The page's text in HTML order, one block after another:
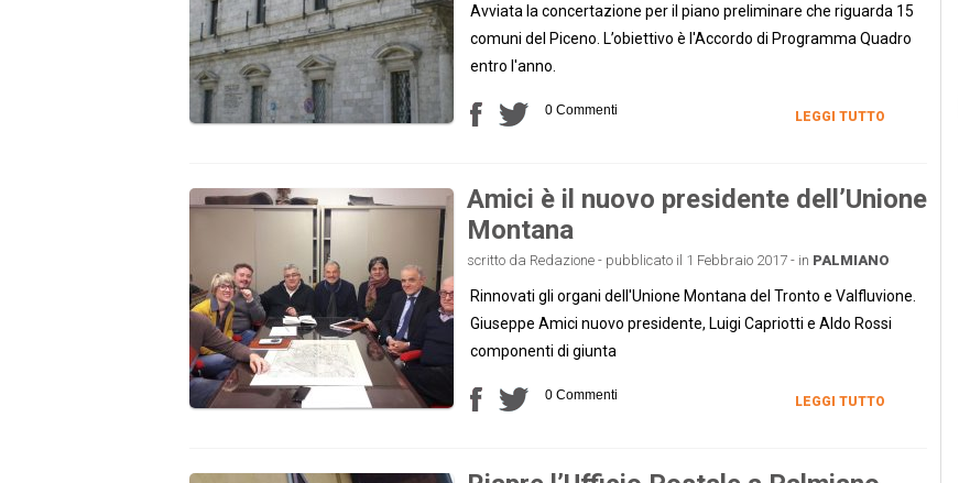
Avviata la concertazione per il piano preliminare che riguarda 15
comuni del Piceno. L’obiettivo è l'Accordo di Programma Quadro
entro l'anno.
0 Commenti LEGGI TUTTO
Amici è il nuovo presidente dell’Unione
Montana
scritto da Redazione - pubblicato il 1 Febbraio 2017 - in PALMIANO
Rinnovati gli organi dell'Unione Montana del Tronto e Valfluvione.
Giuseppe Amici nuovo presidente, Luigi Capriotti e Aldo Rossi
componenti di giunta
0 Commenti LEGGI TUTTO